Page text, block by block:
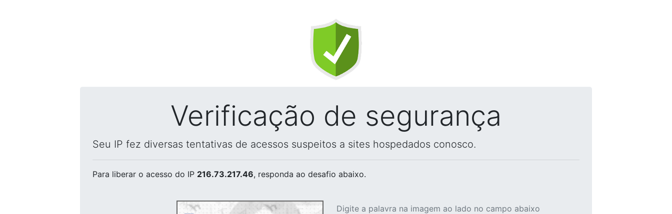
Verificação de segurança
Seu IP fez diversas tentativas de acessos suspeitos a sites hospedados conosco.
Para liberar o acesso do IP 216.73.217.46, responda ao desafio abaixo.
Digite a palavra na imagem ao lado no campo abaixo